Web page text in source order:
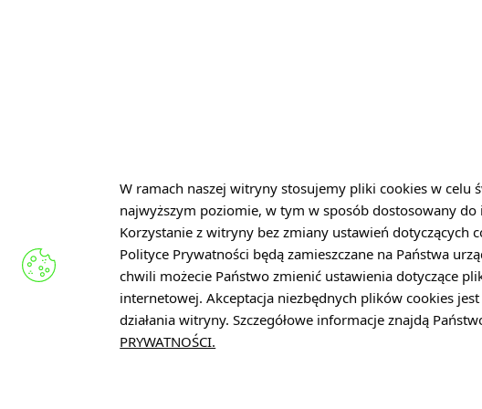
W ramach naszej witryny stosujemy pliki cookies w celu
najwyższym poziomie, w tym w sposób dostosowany
Korzystanie z witryny bez zmiany ustawień dotyczących
Polityce Prywatności będą zamieszczane na Państwa
chwili możecie Państwo zmienić ustawienia dotyczące
internetowej. Akceptacja niezbędnych plików cookies
działania witryny. Szczegółowe informacje znajdą
PRYWATNOŚCI.
ul. Marii Skłodowskiej-Curie 19/27
90-570 Łódź
NIP: 727 285 74 74
REGON: 521631148
KRS: 0000955824
sekretariat@lit.lukasiewicz.gov.pl